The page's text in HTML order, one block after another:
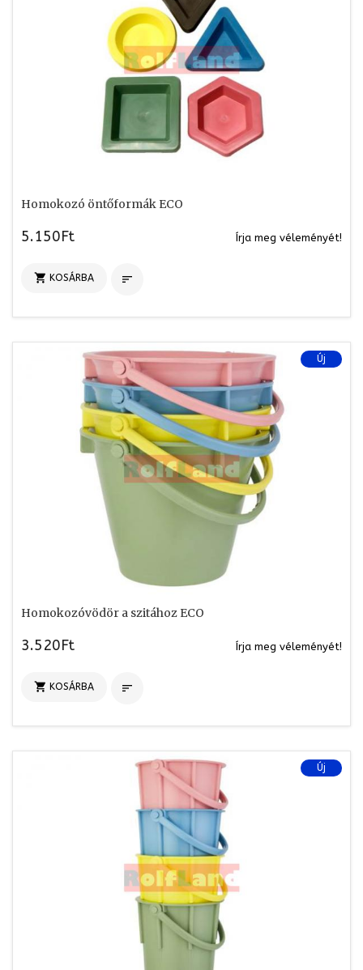
Homokozó öntőformák ECO
5.150Ft Írja meg véleményét!
 KOSÁRBA 
Új
Homokozóvödör a szitához ECO
3.520Ft Írja meg véleményét!
 KOSÁRBA 
Új